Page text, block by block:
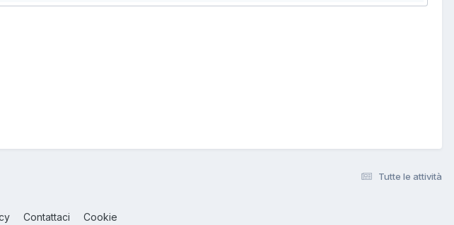
Tutte le attività
Contattaci Cookie